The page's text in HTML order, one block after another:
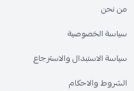
من نحن
سياسة الخصوصية
سياسة الاستبدال والاسترجاع
الشروط والاحكام